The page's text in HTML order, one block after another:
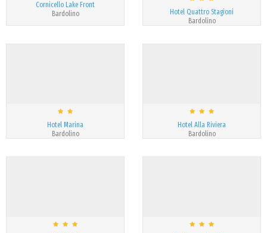
Cornicello Lake Front
Bardolino
Hotel Quattro Stagioni
Bardolino
Hotel Marina
Bardolino
Hotel Alla Riviera
Bardolino